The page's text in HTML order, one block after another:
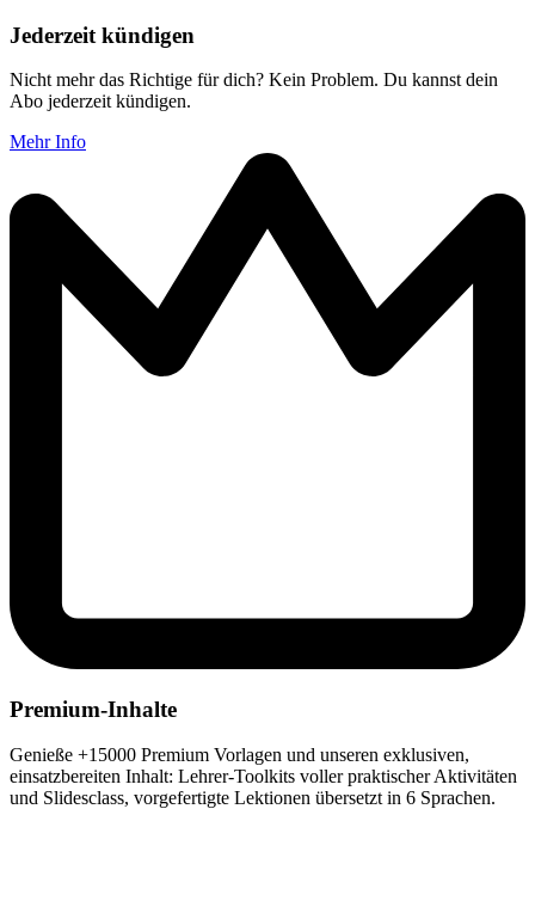
Jederzeit kündigen
Nicht mehr das Richtige für dich? Kein Problem. Du kannst dein
Abo jederzeit kündigen.
Mehr Info
Premium-Inhalte
Genieße +15000 Premium Vorlagen und unseren exklusiven,
einsatzbereiten Inhalt: Lehrer-Toolkits voller praktischer Aktivitäten
und Slidesclass, vorgefertigte Lektionen übersetzt in 6 Sprachen.